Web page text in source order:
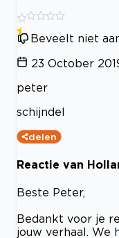
Beveelt niet
23 October
peter
schijndel
delen
Reactie van
Beste Peter,
Bedankt voor je
jouw verhaal. We